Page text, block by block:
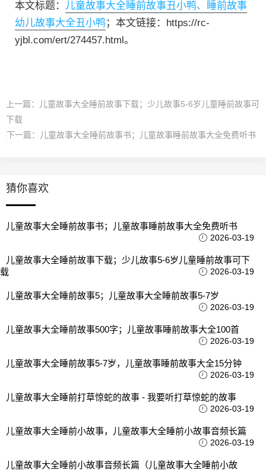
本文标题： 儿童故事大全睡前故事丑小鸭、睡前故事
幼儿故事大全丑小鸭 ；本文链接：https://rc-
yjbl.com/ert/274457.html。
上一篇：
儿童故事大全睡前故事下载；少儿故事5-6岁儿童睡前故事可
下载
下一篇：
儿童故事大全睡前故事书；儿童故事睡前故事大全免费听书
猜你喜欢
儿童故事大全睡前故事书；儿童故事睡前故事大全免费听书
2026-03-19
儿童故事大全睡前故事下载；少儿故事5-6岁儿童睡前故事可下
载
2026-03-19
儿童故事大全睡前故事5；儿童故事大全睡前故事5-7岁
2026-03-19
儿童故事大全睡前故事500字；儿童故事睡前故事大全100首
2026-03-19
儿童故事大全睡前故事5-7岁，儿童故事睡前故事大全15分钟
2026-03-19
儿童故事大全睡前打草惊蛇的故事 - 我要听打草惊蛇的故事
2026-03-19
儿童故事大全睡前小故事，儿童故事大全睡前小故事音频长篇
2026-03-19
儿童故事大全睡前小故事音频长篇（儿童故事大全睡前小故